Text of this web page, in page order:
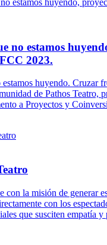
no estamos
2023.
estamos huyendo. Cruzar
de Pathos Teatro,
a Proyectos y
con la misión de generar
con los
que susciten empatía y